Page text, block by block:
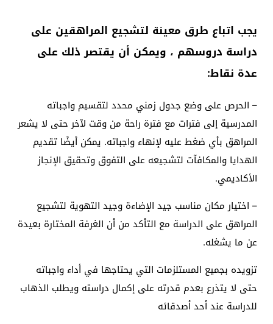
يجب اتباع طرق معينة لتشجيع المراهقين على
دراسة دروسهم ، ويمكن أن يقتصر ذلك على
عدة نقاط:
– الحرص على وضع جدول زمني محدد لتقسيم واجباته
المدرسية إلى فترات مع فترة راحة من وقت لآخر حتى لا يشعر
المراهق بأي ضغط عليه لإنهاء واجباته. يمكن أيضًا تقديم
الهدايا والمكافآت لتشجيعه على التفوق وتحقيق الإنجاز
الأكاديمي.
– اختيار مكان مناسب جيد الإضاءة وجيد التهوية لتشجيع
المراهق على الدراسة مع التأكد من أن الغرفة المختارة بعيدة
عن ما يشغله.
تزويده بجميع المستلزمات التي يحتاجها في أداء واجباته
حتى لا يتذرع بعدم قدرته على إكمال دراسته ويطلب الذهاب
للدراسة عند أحد أصدقائه